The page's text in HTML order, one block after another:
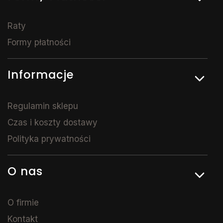
Raty
Formy płatności
Informacje
Regulamin sklepu
Czas i koszty dostawy
Polityka prywatności
O nas
O firmie
Kontakt